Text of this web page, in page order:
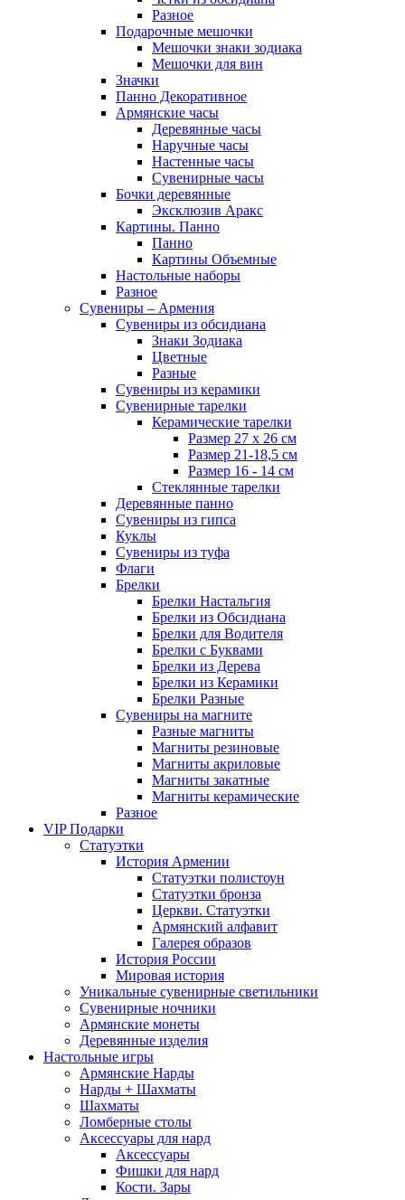
Разное
Подарочные мешочки
Мешочки знаки зодиака
Мешочки для вин
Значки
Панно Декоративное
Армянские часы
Деревянные часы
Наручные часы
Настенные часы
Сувенирные часы
Бочки деревянные
Эксклюзив Аракс
Картины. Панно
Панно
Картины Объемные
Настольные наборы
Разное
Сувениры – Армения
Сувениры из обсидиана
Знаки Зодиака
Цветные
Разные
Сувениры из керамики
Сувенирные тарелки
Керамические тарелки
Размер 27 х 26 см
Размер 21-18,5 см
Размер 16 - 14 см
Стеклянные тарелки
Деревянные панно
Сувениры из гипса
Куклы
Сувениры из туфа
Флаги
Брелки
Брелки Настальгия
Брелки из Обсидиана
Брелки для Водителя
Брелки с Буквами
Брелки из Дерева
Брелки из Керамики
Брелки Разные
Сувениры на магните
Разные магниты
Магниты резиновые
Магниты акриловые
Магниты закатные
Магниты керамические
Разное
VIP Подарки
Статуэтки
История Армении
Статуэтки полистоун
Статуэтки бронза
Церкви. Статуэтки
Армянский алфавит
Галерея образов
История России
Мировая история
Уникальные сувенирные светильники
Сувенирные ночники
Армянские монеты
Деревянные изделия
Настольные игры
Армянские Нарды
Нарды + Шахматы
Шахматы
Ломберные столы
Аксессуары для нард
Аксессуары
Фишки для нард
Кости. Зары